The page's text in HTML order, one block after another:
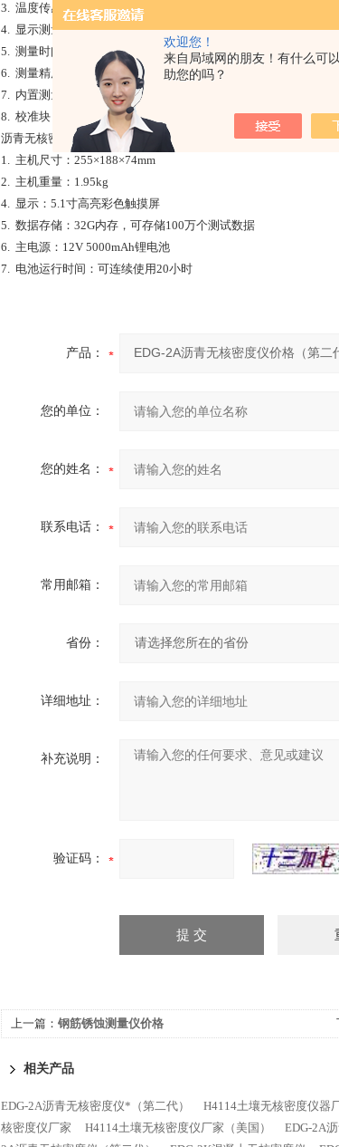
欢迎您！
来自局域网的朋友！有什么可
助您的吗？
3. 温度传感器：测量范围0～350℃
4. 显示测量项目：密度，压实度，孔隙率
5. 测量时间：＜3秒
6. 测量精度：3%
7. 内置测量校正功能，各种温度和湿度情况下都能得到准确的结果
8. 校准块：固定于运输箱内
沥青无核密度仪仪器规格、电子部分参数：
1. 主机尺寸：255×188×74mm
2. 主机重量：1.95kg
4. 显示：5.1寸高亮彩色触摸屏
5. 数据存储：32G内存，可存储100万个测试数据
6. 主电源：12V 5000mAh锂电池
7. 电池运行时间：可连续使用20小时
产品：
您的单位：
您的姓名：
联系电话：
常用邮箱：
省份：
详细地址：
补充说明：
验证码：
上一篇： 钢筋锈蚀测量仪价格
相关产品
EDG-2A沥青无核密度仪*（第二代） H4114土壤无核密度仪器
核密度仪厂家
H4114土壤无核密度仪厂家（美国） EDG-2A